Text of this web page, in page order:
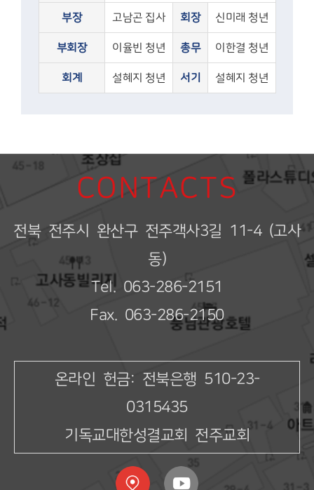
부장 고남곤 집사 회장 신미래 청년
부회장 이율빈 청년 총무 이한결 청년
회계 설혜지 청년 서기 설혜지 청년
CONTACTS
전북 전주시 완산구 전주객사3길 11-4 (고사
동)
Tel. 063-286-2151
Fax. 063-286-2150
온라인 헌금: 전북은행 510-23-
0315435
기독교대한성결교회 전주교회